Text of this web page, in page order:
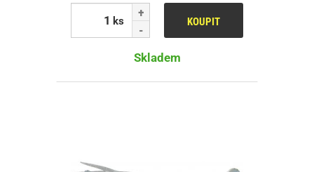
ks KOUPIT
Skladem